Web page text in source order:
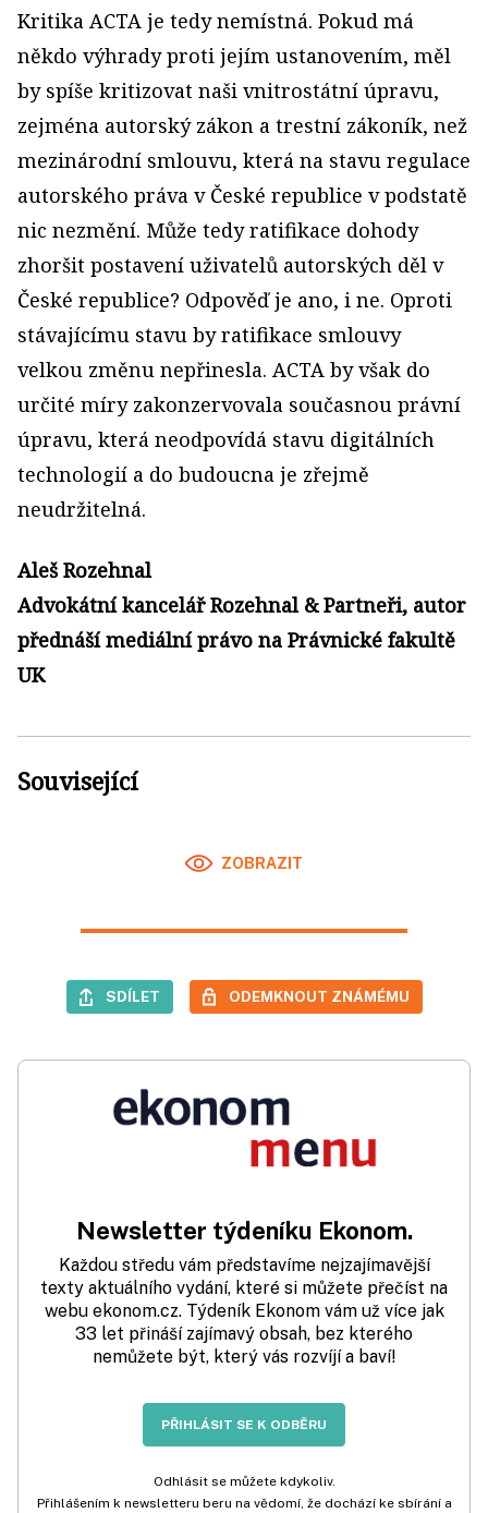
Kritika ACTA je tedy nemístná. Pokud má
někdo výhrady proti jejím ustanovením, měl
by spíše kritizovat naši vnitrostátní úpravu,
zejména autorský zákon a trestní zákoník, než
mezinárodní smlouvu, která na stavu regulace
autorského práva v České republice v podstatě
nic nezmění. Může tedy ratifikace dohody
zhoršit postavení uživatelů autorských děl v
České republice? Odpověď je ano, i ne. Oproti
stávajícímu stavu by ratifikace smlouvy
velkou změnu nepřinesla. ACTA by však do
určité míry zakonzervovala současnou právní
úpravu, která neodpovídá stavu digitálních
technologií a do budoucna je zřejmě
neudržitelná.
Aleš Rozehnal
Advokátní kancelář Rozehnal & Partneři, autor
přednáší mediální právo na Právnické fakultě
UK
Související
ZOBRAZIT
SDÍLET ODEMKNOUT ZNÁMÉMU
Newsletter týdeníku Ekonom.
Každou středu vám představíme nejzajímavější
texty aktuálního vydání, které si můžete přečíst na
webu ekonom.cz. Týdeník Ekonom vám už více jak
33 let přináší zajímavý obsah, bez kterého
nemůžete být, který vás rozvíjí a baví!
PŘIHLÁSIT SE K ODBĚRU
Odhlásit se můžete kdykoliv.
Přihlášením k newsletteru beru na vědomí, že dochází ke sbírání a